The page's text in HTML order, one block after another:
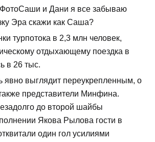
и Дани я все забываю
Эра скажи как Саша?
турпотока в 2,3 млн человек,
отдыхающему поездка в
в 26 тыс.
явно выглядит переукрепленным, о
представители Минфина.
до второй шайбы
Якова Рылова гости в
один гол усилиями